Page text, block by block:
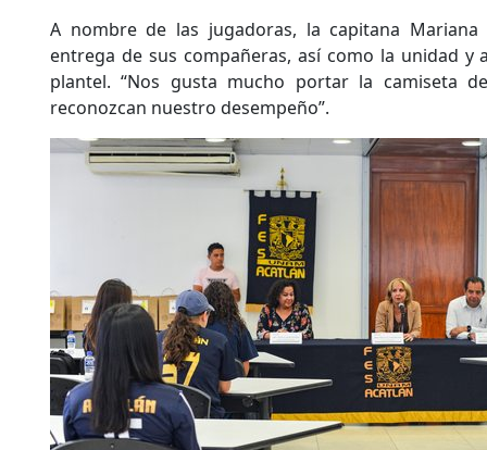
A nombre de las jugadoras, la capitana Mariana
entrega de sus compañeras, así como la unidad y
plantel. “Nos gusta mucho portar la camiseta
reconozcan nuestro desempeño”.